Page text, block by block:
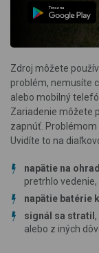
Teraz na
Zdroj môžete
problém, nemusíte
alebo mobilný
Zariadenie môžete
zapnúť. Problémom
Uvidíte to na
napätie na
pretrhlo
napätie batérie
signál sa stratil
alebo z iných